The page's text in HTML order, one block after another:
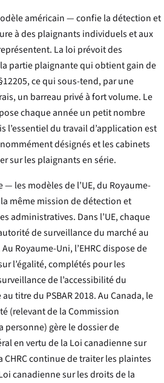
américain — confie la détection et
à des plaignants individuels et aux
La loi prévoit des
partie plaignante qui obtient gain de
ce qui sous-tend, par une
un barreau privé à fort volume. Le
chaque année un petit nombre
l’essentiel du travail d’application est
désignés et les cabinets
sur les plaignants en série.
les modèles de l’UE, du Royaume-
même mission de détection et
administratives. Dans l’UE, chaque
de surveillance du marché au
Royaume-Uni, l’EHRC dispose de
l’égalité, complétés pour les
de l’accessibilité du
titre du PSBAR 2018. Au Canada, le
(relevant de la Commission
personne) gère le dossier de
en vertu de la Loi canadienne sur
CHRC continue de traiter les plaintes
canadienne sur les droits de la